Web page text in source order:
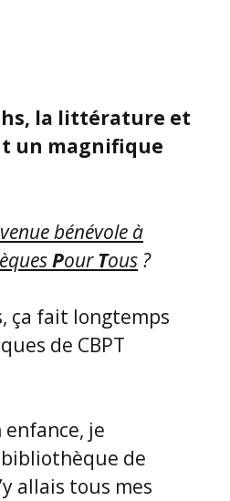
la littérature et
un magnifique
bénévole à
PourTous ?
ça fait longtemps
de CBPT
enfance, je
de
allais tous mes